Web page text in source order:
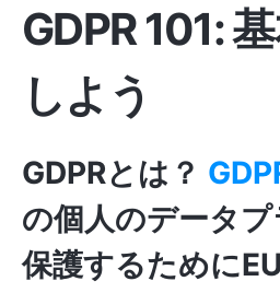
GDPR 101:
しよう
GDPRとは？
の個人のデータ
保護するために